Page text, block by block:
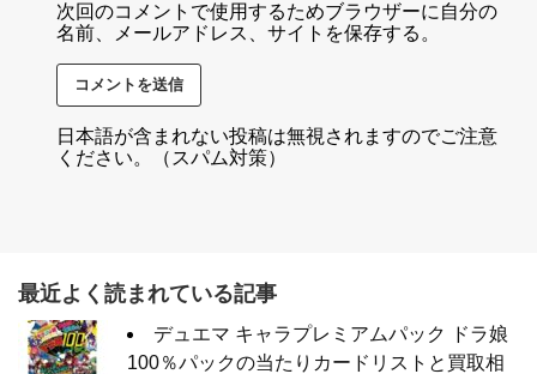
次回のコメントで使用するためブラウザーに自分の
名前、メールアドレス、サイトを保存する。
日本語が含まれない投稿は無視されますのでご注意
ください。（スパム対策）
最近よく読まれている記事
デュエマ キャラプレミアムパック ドラ娘
100％パックの当たりカードリストと買取相